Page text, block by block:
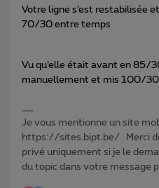
Votre ligne s’est restabilisée
70/30 entre temps
Vu qu’elle était avant en 85/
manuellement et mis 100/30
Je vous mentionne un site
https://sites.bipt.be/ . Merci
privé uniquement si je le
du topic dans votre message